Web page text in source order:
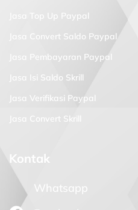
Jasa Top Up Paypal
Jasa Convert Saldo Paypal
Jasa Pembayaran Paypal
Jasa Isi Saldo Skrill
Jasa Verifikasi Paypal
Jasa Convert Skrill
Kontak
Whatsapp